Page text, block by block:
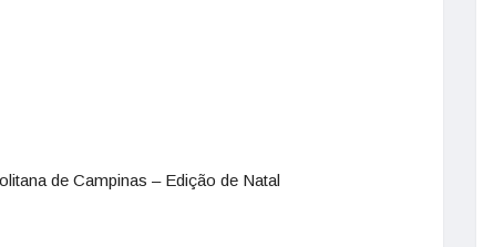
de Campinas – Edição de Natal